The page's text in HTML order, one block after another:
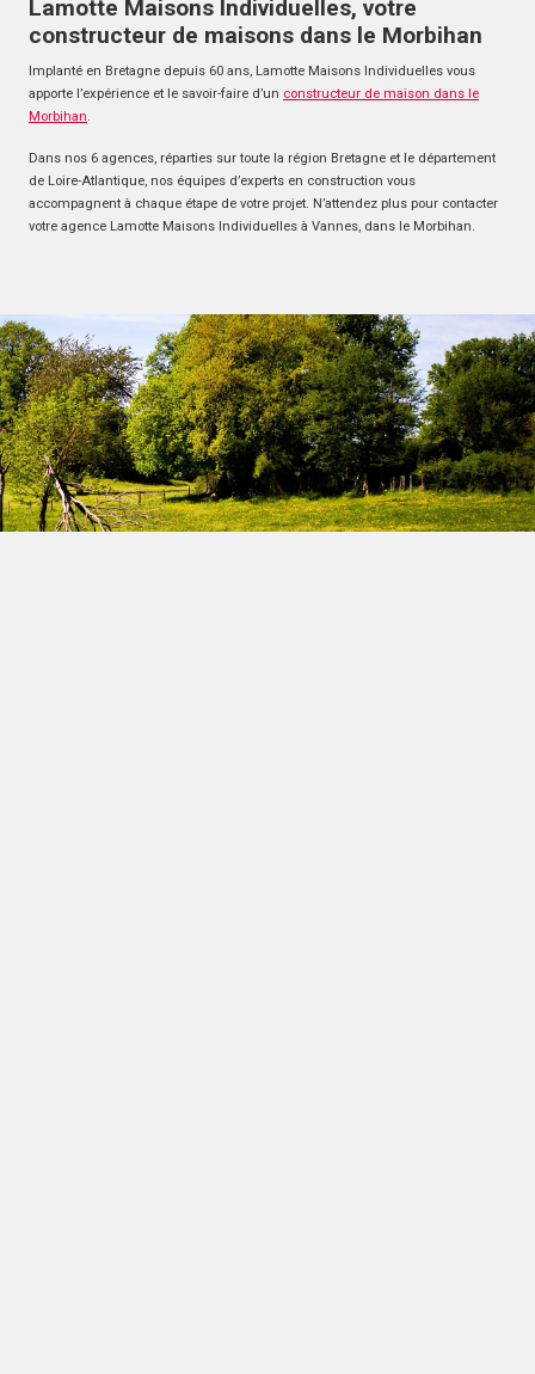
Lamotte Maisons Individuelles, votre
constructeur de maisons dans le Morbihan
Implanté en Bretagne depuis 60 ans, Lamotte Maisons Individuelles vous
apporte l’expérience et le savoir-faire d’un constructeur de maison dans le
Morbihan.
Dans nos 6 agences, réparties sur toute la région Bretagne et le département
de Loire-Atlantique, nos équipes d’experts en construction vous
accompagnent à chaque étape de votre projet. N’attendez plus pour contacter
votre agence Lamotte Maisons Individuelles à Vannes, dans le Morbihan.